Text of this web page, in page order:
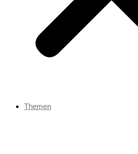
Themen